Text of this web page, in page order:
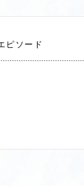
ピソード